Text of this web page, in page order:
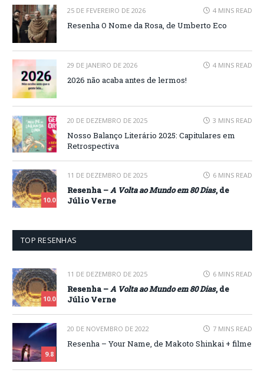
25 DE FEVEREIRO DE 2026 4 MINS READ
Resenha O Nome da Rosa, de Umberto Eco
29 DE JANEIRO DE 2026 4 MINS READ
2026 não acaba antes de lermos!
20 DE DEZEMBRO DE 2025 3 MINS READ
Nosso Balanço Literário 2025: Capitulares em
Retrospectiva
10.0
11 DE DEZEMBRO DE 2025 6 MINS READ
Resenha –A Volta ao Mundo em 80 Dias, de
Júlio Verne
TOP RESENHAS
10.0
11 DE DEZEMBRO DE 2025 6 MINS READ
Resenha –A Volta ao Mundo em 80 Dias, de
Júlio Verne
9.8
20 DE NOVEMBRO DE 2022 7 MINS READ
Resenha – Your Name, de Makoto Shinkai + filme